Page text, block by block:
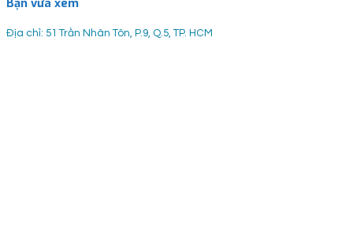
Bạn vừa xem
Địa chỉ: 51 Trần Nhân Tôn, P.9, Q.5, TP. HCM